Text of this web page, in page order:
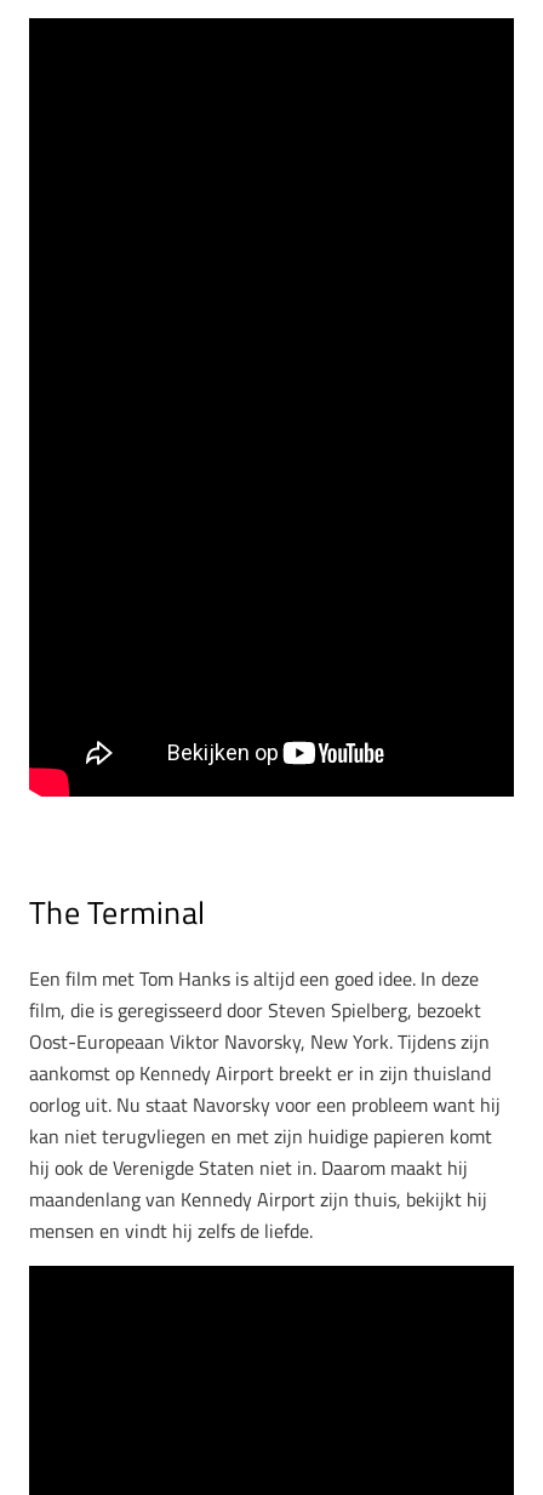
The Terminal
Een film met Tom Hanks is altijd een goed idee. In deze
film, die is geregisseerd door Steven Spielberg, bezoekt
Oost-Europeaan Viktor Navorsky, New York. Tijdens zijn
aankomst op Kennedy Airport breekt er in zijn thuisland
oorlog uit. Nu staat Navorsky voor een probleem want hij
kan niet terugvliegen en met zijn huidige papieren komt
hij ook de Verenigde Staten niet in. Daarom maakt hij
maandenlang van Kennedy Airport zijn thuis, bekijkt hij
mensen en vindt hij zelfs de liefde.